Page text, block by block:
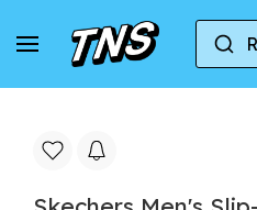
Accueil Skechers